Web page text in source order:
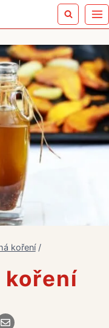
koření /
koření